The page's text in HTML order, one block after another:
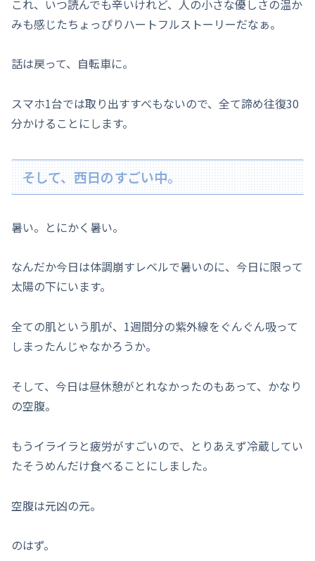
これ、いつ読んでも辛いけれど、人の小さな優しさの温か
みも感じたちょっぴりハートフルストーリーだなぁ。
話は戻って、自転車に。
スマホ1台では取り出すすべもないので、全て諦め往復30
分かけることにします。
そして、西日のすごい中。
暑い。とにかく暑い。
なんだか今日は体調崩すレベルで暑いのに、今日に限って
太陽の下にいます。
全ての肌という肌が、1週間分の紫外線をぐんぐん吸って
しまったんじゃなかろうか。
そして、今日は昼休憩がとれなかったのもあって、かなり
の空腹。
もうイライラと疲労がすごいので、とりあえず冷蔵してい
たそうめんだけ食べることにしました。
空腹は元凶の元。
のはず。